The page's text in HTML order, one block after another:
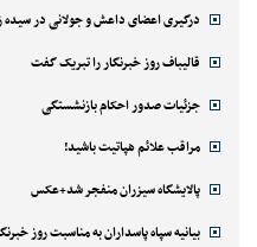
درگیری اعضای داعش و جولانی در
قالیباف روز خبرنگار را تبریک گفت
جزئیات صدور احکام بازنشستگی
مراقب علائم هپاتیت باشید!
پالایشگاه سیزران منفجر شد+عکس
بیانیه سپاه پاسداران به مناسبت روز